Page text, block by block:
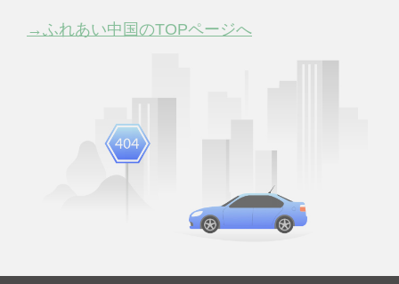
→ふれあい中国のTOPページへ